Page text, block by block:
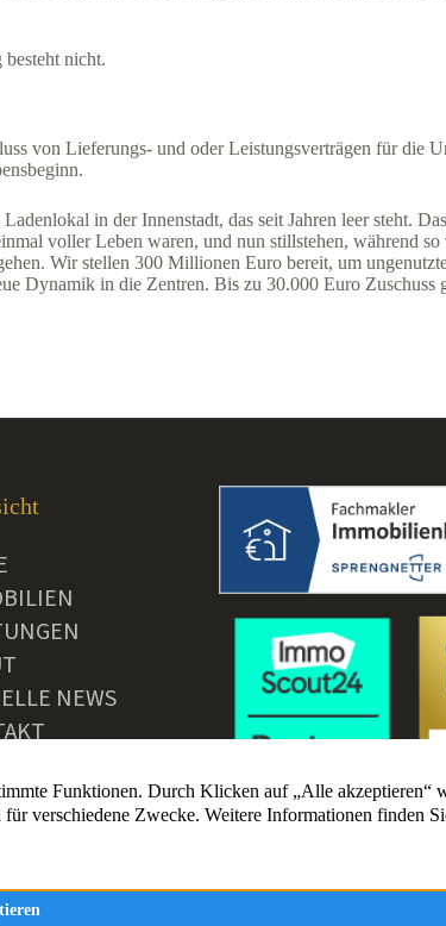
nicht.
von Lieferungs- und oder Leistungs­verträgen für die
in der Innenstadt, das seit Jahren leer steht.
voller Leben waren, und nun stillstehen, während
Wir stellen 300 Millionen Euro bereit, um
Dynamik in die Zentren. Bis zu 30.000 Euro Zuschuss
NEWS